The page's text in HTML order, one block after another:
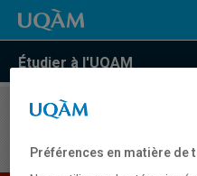
Étudier à l'UQAM
Aucun résultat
Préférences en matière de